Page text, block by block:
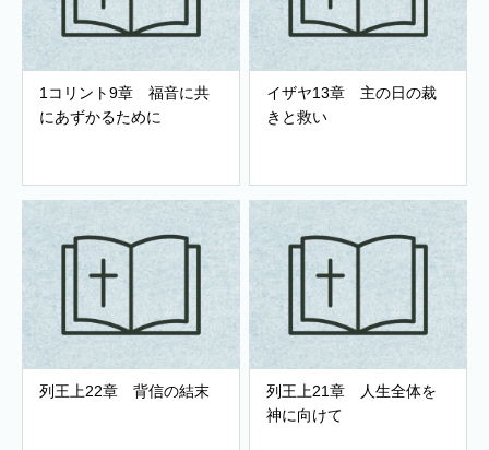
1コリント9章 福音に共
にあずかるために
イザヤ13章 主の日の裁
きと救い
列王上22章 背信の結末
列王上21章 人生全体を
神に向けて